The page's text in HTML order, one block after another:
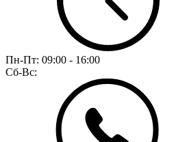
Пн-Пт: 09:00 - 16:00
Сб-Вс: